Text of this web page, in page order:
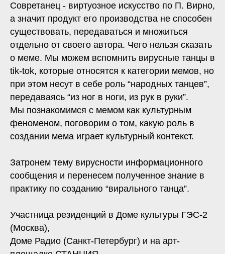
Совретанец - виртуозное искусство по П. Вирно,
а значит продукт его производства не способен
существовать, передаваться и множиться
отдельно от своего автора. Чего нельзя сказать
о меме. Мы можем вспомнить вирусные танцы в
tik-tok, которые относятся к категории мемов, но
при этом несут в себе роль “народных танцев”,
передаваясь “из ног в ноги, из рук в руки”.
Мы познакомимся с мемом как культурным
феноменом, поговорим о том, какую роль в
создании мема играет культурный контекст.
Затронем тему вирусности информационного
сообщения и перенесем полученное знание в
практику по созданию “вирального танца”.
Участница резиденций в Доме культуры ГЭС-2
(Москва),
Доме Радио (Санкт-Петербург) и на арт-